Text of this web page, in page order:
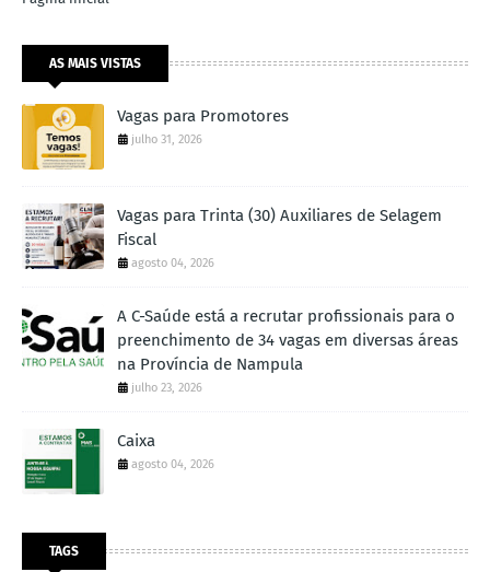
AS MAIS VISTAS
Vagas para Promotores
julho 31, 2026
Vagas para Trinta (30) Auxiliares de Selagem
Fiscal
agosto 04, 2026
A C-Saúde está a recrutar profissionais para o
preenchimento de 34 vagas em diversas áreas
na Província de Nampula
julho 23, 2026
Caixa
agosto 04, 2026
TAGS